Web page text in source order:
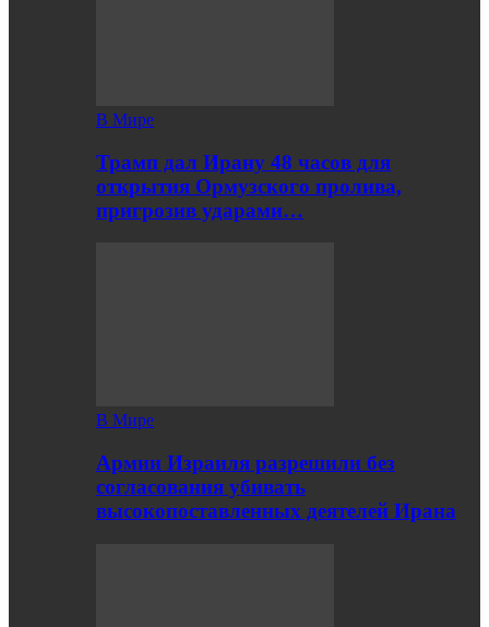
В Мире
Трамп дал Ирану 48 часов для
открытия Ормузского пролива,
пригрозив ударами…
В Мире
Армии Израиля разрешили без
согласования убивать
высокопоставленных деятелей Ирана